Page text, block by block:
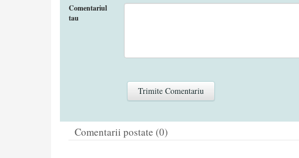
Comentariul
tau
Comentarii postate (0)